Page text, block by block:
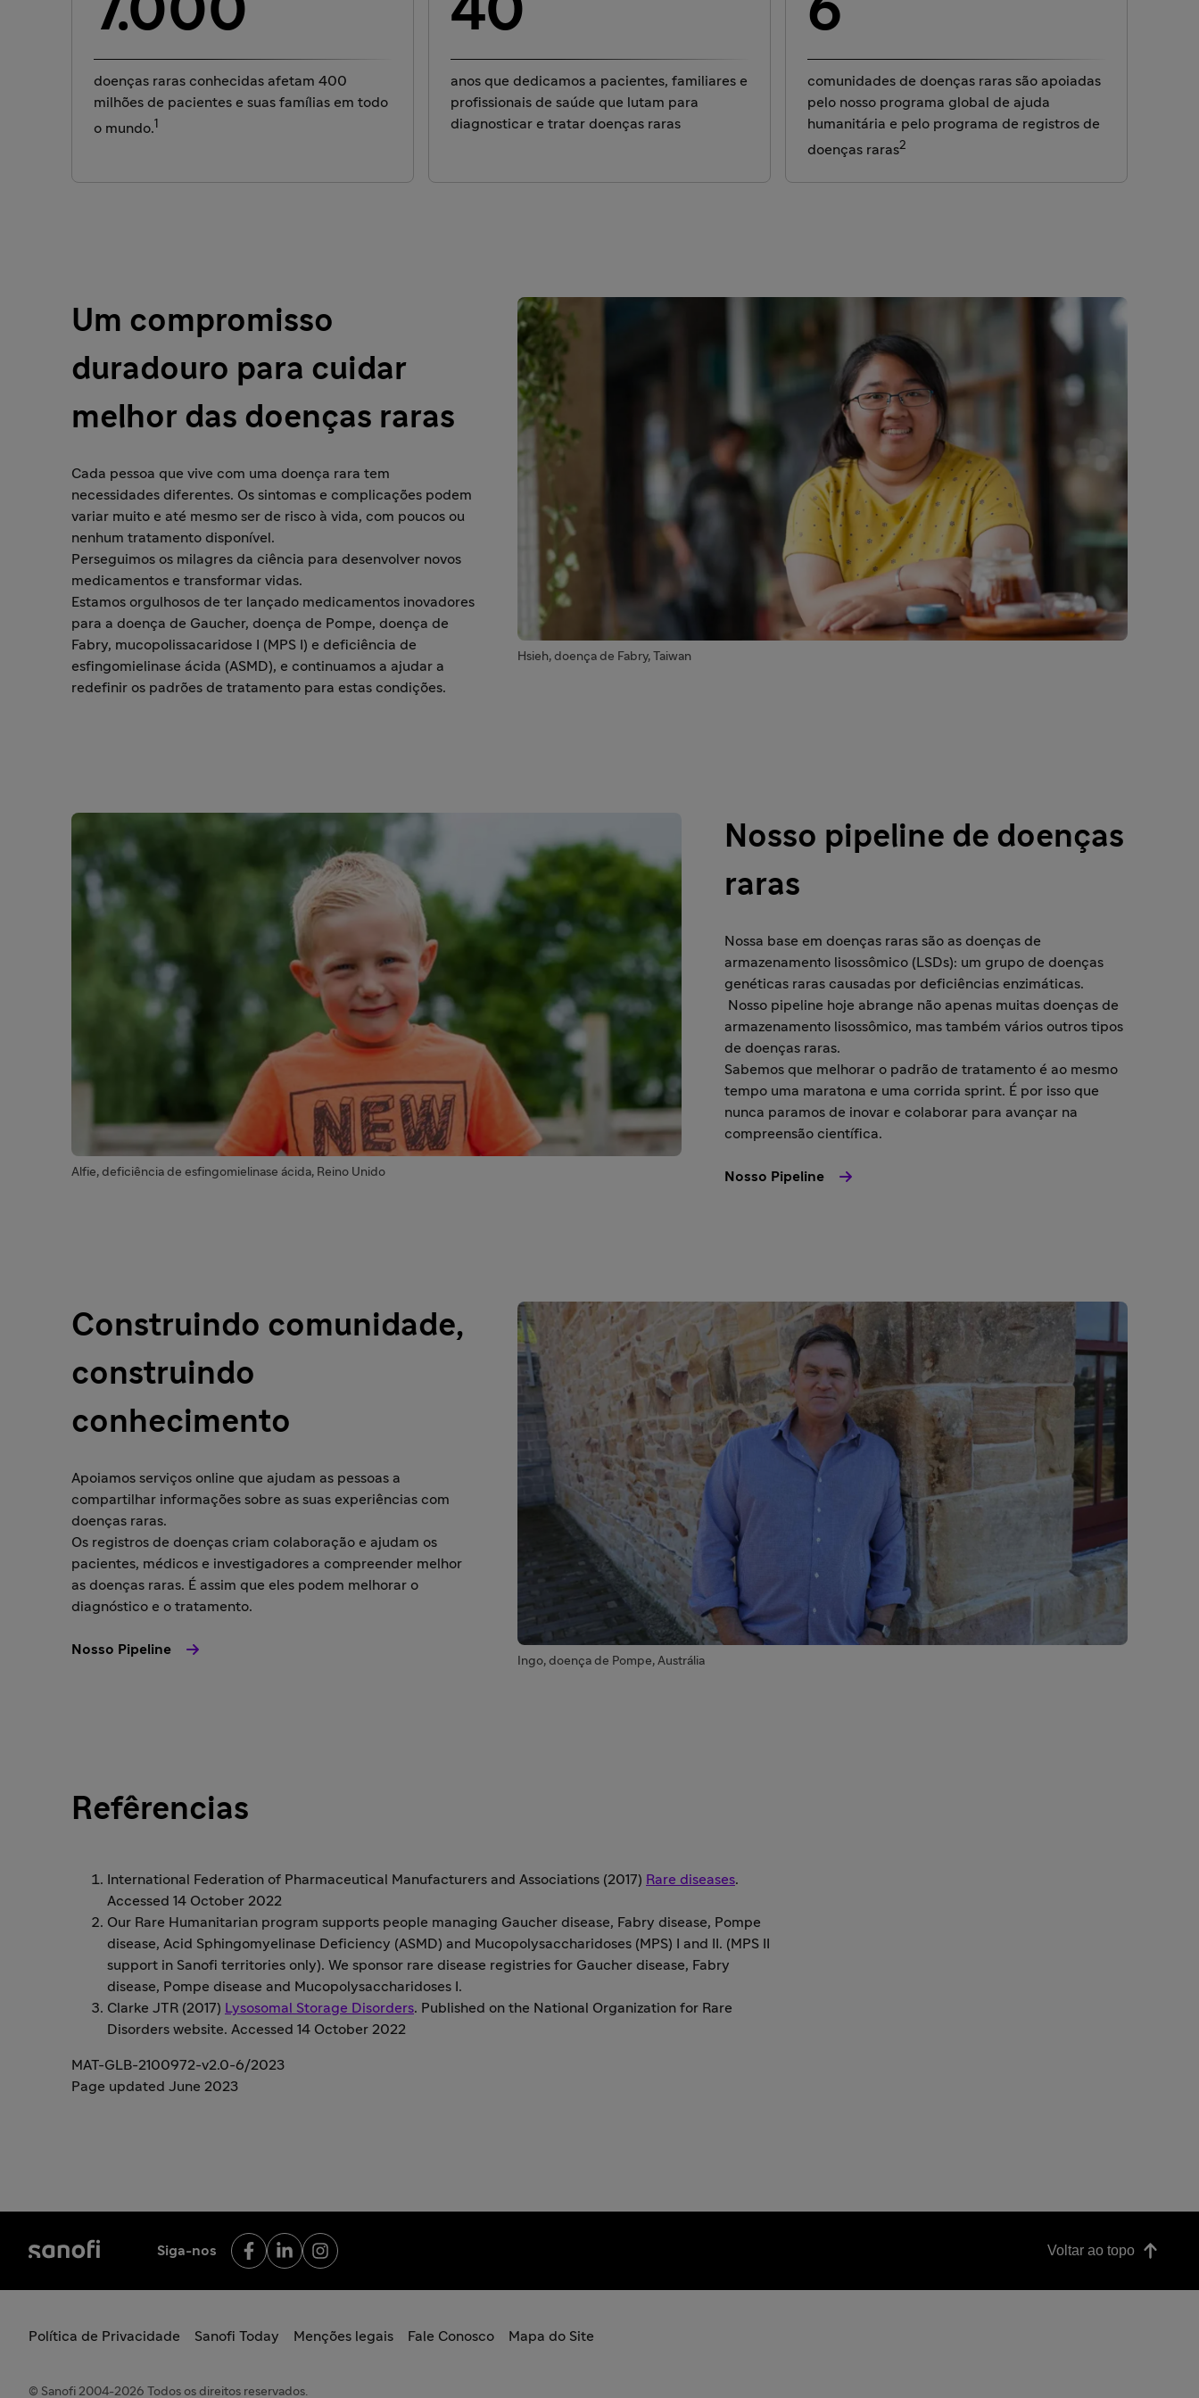
7.000
doenças raras conhecidas afetam 400
milhões de pacientes e suas famílias em todo
o mundo.1
40
anos que dedicamos a pacientes, familiares e
profissionais de saúde que lutam para
diagnosticar e tratar doenças raras
6
comunidades de doenças raras são apoiadas
pelo nosso programa global de ajuda
humanitária e pelo programa de registros de
doenças raras2
Hsieh, doença de Fabry, Taiwan
Um compromisso
duradouro para cuidar
melhor das doenças raras
Cada pessoa que vive com uma doença rara tem
necessidades diferentes. Os sintomas e complicações podem
variar muito e até mesmo ser de risco à vida, com poucos ou
nenhum tratamento disponível.
Perseguimos os milagres da ciência para desenvolver novos
medicamentos e transformar vidas.
Estamos orgulhosos de ter lançado medicamentos inovadores
para a doença de Gaucher, doença de Pompe, doença de
Fabry, mucopolissacaridose I (MPS I) e deficiência de
esfingomielinase ácida (ASMD), e continuamos a ajudar a
redefinir os padrões de tratamento para estas condições.
Alfie, deficiência de esfingomielinase ácida, Reino Unido
Nosso pipeline de doenças
raras
Nossa base em doenças raras são as doenças de
armazenamento lisossômico (LSDs): um grupo de doenças
genéticas raras causadas por deficiências enzimáticas.
Nosso pipeline hoje abrange não apenas muitas doenças de
armazenamento lisossômico, mas também vários outros tipos
de doenças raras.
Sabemos que melhorar o padrão de tratamento é ao mesmo
tempo uma maratona e uma corrida sprint. É por isso que
nunca paramos de inovar e colaborar para avançar na
compreensão científica.
Nosso Pipeline
Ingo, doença de Pompe, Austrália
Construindo comunidade,
construindo
conhecimento
Apoiamos serviços online que ajudam as pessoas a
compartilhar informações sobre as suas experiências com
doenças raras.
Os registros de doenças criam colaboração e ajudam os
pacientes, médicos e investigadores a compreender melhor
as doenças raras. É assim que eles podem melhorar o
diagnóstico e o tratamento.
Nosso Pipeline
Refêrencias
International Federation of Pharmaceutical Manufacturers and Associations (2017) Rare diseases.
Accessed 14 October 2022
Our Rare Humanitarian program supports people managing Gaucher disease, Fabry disease, Pompe
disease, Acid Sphingomyelinase Deficiency (ASMD) and Mucopolysaccharidoses (MPS) I and II. (MPS II
support in Sanofi territories only). We sponsor rare disease registries for Gaucher disease, Fabry
disease, Pompe disease and Mucopolysaccharidoses I.
Clarke JTR (2017) Lysosomal Storage Disorders. Published on the National Organization for Rare
Disorders website. Accessed 14 October 2022
MAT-GLB-2100972-v2.0-6/2023
Page updated June 2023
Siga-nos Voltar ao topo
Política de Privacidade Sanofi Today Menções legais Fale Conosco Mapa do Site
© Sanofi 2004-2026 Todos os direitos reservados.